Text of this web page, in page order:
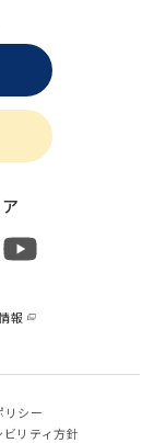
報
リシー
リティ方針